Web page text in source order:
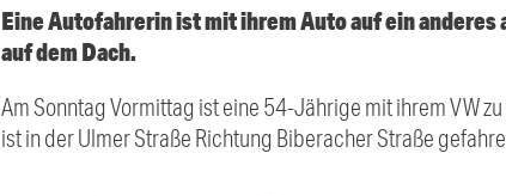
Eine Autofahrerin ist mit ihrem Auto auf ein
auf dem Dach.
Am Sonntag Vormittag ist eine 54-Jährige mit ihrem VW
ist in der Ulmer Straße Richtung Biberacher Straße